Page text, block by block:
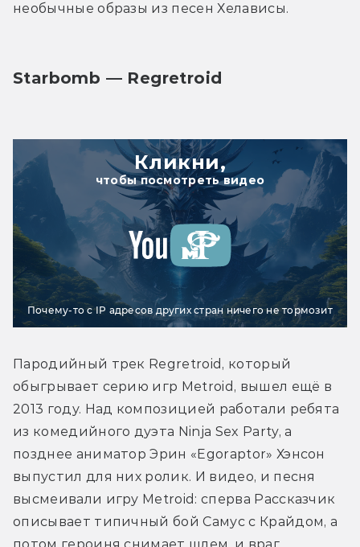
необычные образы из песен Хелависы.
Starbomb — Regretroid
Кликни,
чтобы посмотреть видео
Почему-то с IP адресов других стран ничего не тормозит
Пародийный трек Regretroid, который
обыгрывает серию игр Metroid, вышел ещё в
2013 году. Над композицией работали ребята
из комедийного дуэта Ninja Sex Party, а
позднее аниматор Эрин «Egoraptor» Хэнсон
выпустил для них ролик. И видео, и песня
высмеивали игру Metroid: сперва Рассказчик
описывает типичный бой Самус с Крайдом, а